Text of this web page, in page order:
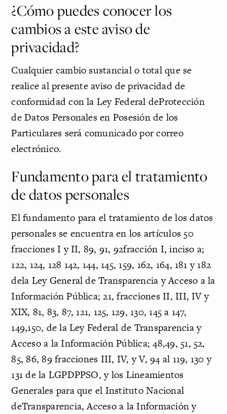
¿Cómo puedes conocer los
cambios a este aviso de
privacidad?
Cualquier cambio sustancial o total que se
realice al presente aviso de privacidad de
conformidad con la Ley Federal deProtección
de Datos Personales en Posesión de los
Particulares será comunicado por correo
electrónico.
Fundamento para el tratamiento
de datos personales
El fundamento para el tratamiento de los datos
personales se encuentra en los artículos 50
fracciones I y II, 89, 91, 92fracción I, inciso a;
122, 124, 128 142, 144, 145, 159, 162, 164, 181 y 182
dela Ley General de Transparencia y Acceso a la
Información Pública; 21, fracciones II, III, IV y
XIX, 81, 83, 87, 121, 125, 129, 130, 145 a 147,
149,150, de la Ley Federal de Transparencia y
Acceso a la Información Pública; 48,49, 51, 52,
85, 86, 89 fracciones III, IV, y V, 94 al 119, 130 y
131 de la LGPDPPSO, y los Lineamientos
Generales para que el Instituto Nacional
deTransparencia, Acceso a la Información y